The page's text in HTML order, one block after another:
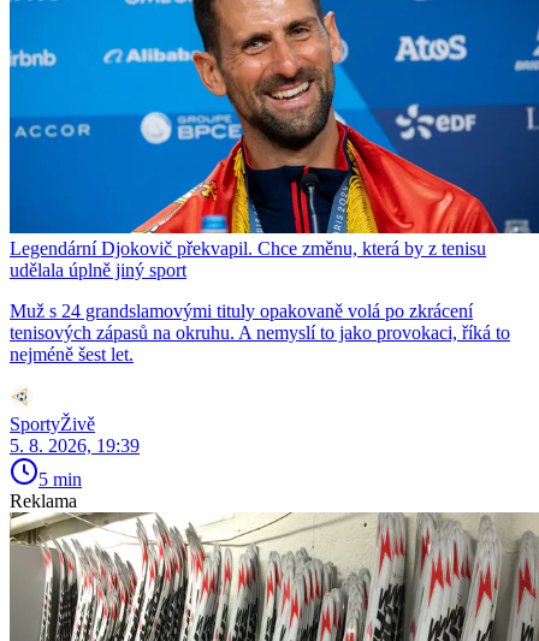
Legendární Djokovič překvapil. Chce změnu, která by z tenisu
udělala úplně jiný sport
Muž s 24 grandslamovými tituly opakovaně volá po zkrácení
tenisových zápasů na okruhu. A nemyslí to jako provokaci, říká to
nejméně šest let.
SportyŽivě
5. 8. 2026, 19:39
5 min
Reklama